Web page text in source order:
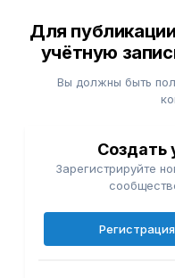
Для
учётную
Вы должны быть
Создать
Зарегистрируйте